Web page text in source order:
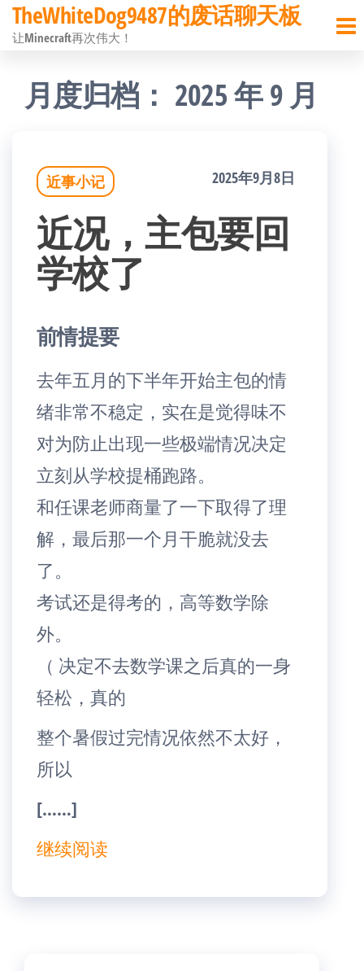
前
往
TheWhiteDog9487的废话聊天板
让Minecraft再次伟大！
月度归档： 2025 年 9 月
近事小记 2025年9月8日
近况，主包要回
学校了
前情提要
去年五月的下半年开始主包的情
绪非常不稳定，实在是觉得味不
对为防止出现一些极端情况决定
立刻从学校提桶跑路。
和任课老师商量了一下取得了理
解，最后那一个月干脆就没去
了。
考试还是得考的，高等数学除
外。
（ 决定不去数学课之后真的一身
轻松，真的
整个暑假过完情况依然不太好，
所以
[……]
继续阅读